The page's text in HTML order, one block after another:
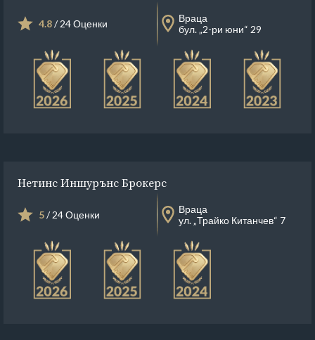
4.8/ 24 Оценки
Враца
бул. „2-ри юни“ 29
Нетинс Иншурънс Брокерс
5/ 24 Оценки
Враца
ул. „Трайко Китанчев“ 7